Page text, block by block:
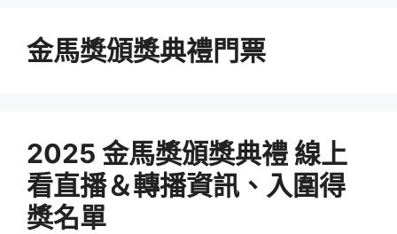
金馬獎頒獎典禮門票
2025 金馬獎頒獎典禮 線上
看直播＆轉播資訊、入圍得
獎名單